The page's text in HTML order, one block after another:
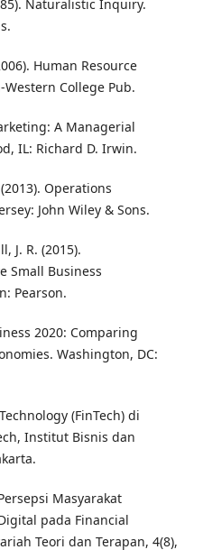
Naturalistic Inquiry.
Human Resource
College Pub.
A Managerial
IL: Richard D. Irwin.
Operations
John Wiley & Sons.
J. R. (2015).
Small Business
Pearson.
2020: Comparing
Washington, DC:
(FinTech) di
Institut Bisnis dan
Masyarakat
pada Financial
Teori dan Terapan, 4(8),